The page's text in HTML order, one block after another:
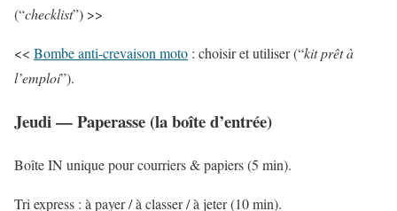
(“checklist”) >>
<< Bombe anti-crevaison moto : choisir et utiliser (“kit prêt à
l’emploi”).
Jeudi — Paperasse (la boîte d’entrée)
Boîte IN unique pour courriers & papiers (5 min).
Tri express : à payer / à classer / à jeter (10 min).